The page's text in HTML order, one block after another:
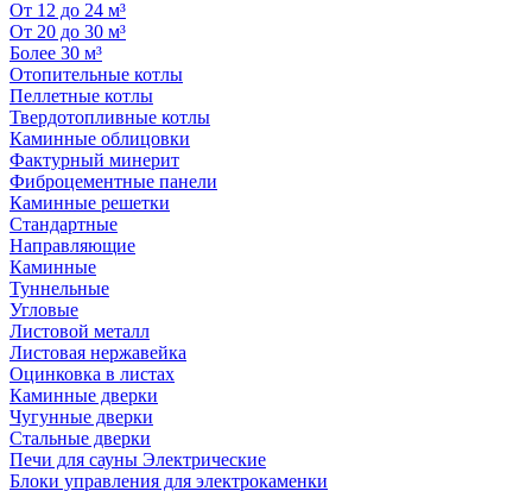
От 12 до 24 м³
От 20 до 30 м³
Более 30 м³
Отопительные котлы
Пеллетные котлы
Твердотопливные котлы
Каминные облицовки
Фактурный минерит
Фиброцементные панели
Каминные решетки
Стандартные
Направляющие
Каминные
Туннельные
Угловые
Листовой металл
Листовая нержавейка
Оцинковка в листах
Каминные дверки
Чугунные дверки
Стальные дверки
Печи для сауны Электрические
Блоки управления для электрокаменки